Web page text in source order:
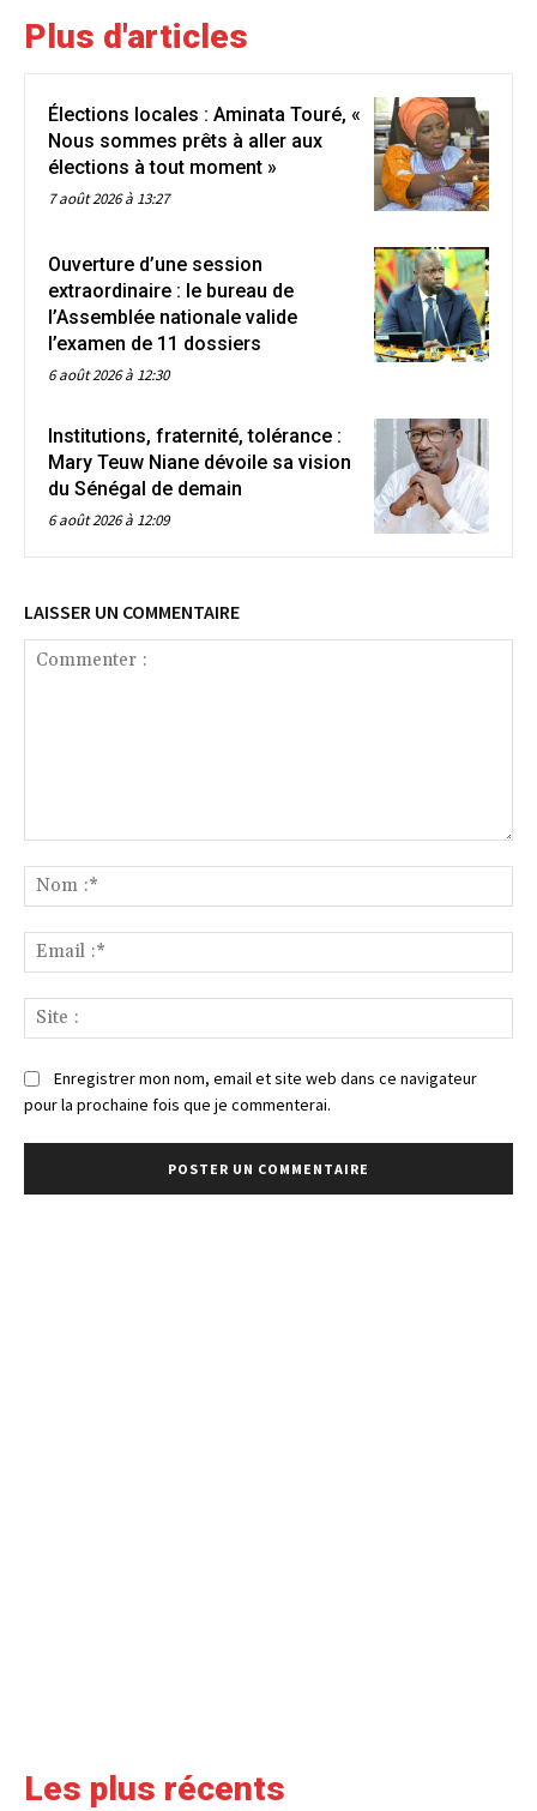
Plus d'articles
Élections locales : Aminata Touré, «
Nous sommes prêts à aller aux
élections à tout moment »
7 août 2026 à 13:27
Ouverture d’une session
extraordinaire : le bureau de
l’Assemblée nationale valide
l’examen de 11 dossiers
6 août 2026 à 12:30
Institutions, fraternité, tolérance :
Mary Teuw Niane dévoile sa vision
du Sénégal de demain
6 août 2026 à 12:09
LAISSER UN COMMENTAIRE
:*
:*
:
Enregistrer mon nom, email et site web dans ce navigateur
pour la prochaine fois que je commenterai.
Les plus récents